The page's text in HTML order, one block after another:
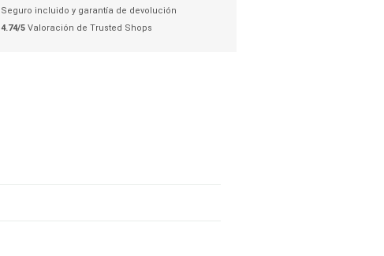
Seguro incluido y garantía de devolución
4.74/5 Valoración de Trusted Shops